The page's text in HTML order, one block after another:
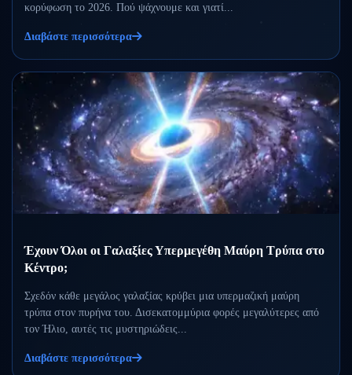
κορύφωση το 2026. Πού ψάχνουμε και γιατί...
Διαβάστε περισσότερα
Έχουν Όλοι οι Γαλαξίες Υπερμεγέθη Μαύρη Τρύπα στο
Κέντρο;
Σχεδόν κάθε μεγάλος γαλαξίας κρύβει μια υπερμαζική μαύρη
τρύπα στον πυρήνα του. Δισεκατομμύρια φορές μεγαλύτερες από
τον Ήλιο, αυτές τις μυστηριώδεις...
Διαβάστε περισσότερα